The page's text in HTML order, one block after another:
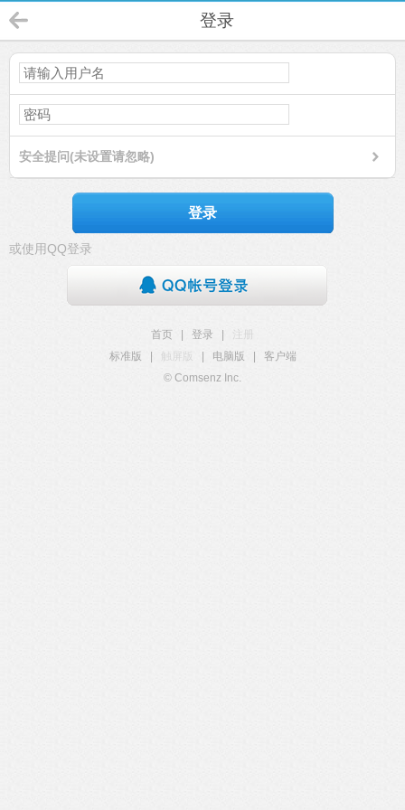
登录
安全提问(未设置请忽略)
登录
或使用QQ登录
首页 登录
注册
标准版
触屏版 电脑版
客户端
© Comsenz Inc.